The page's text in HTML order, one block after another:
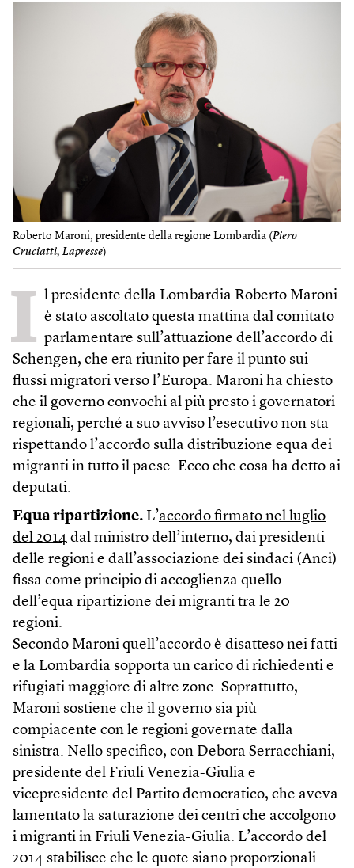
Roberto Maroni, presidente della regione Lombardia (Piero
Cruciatti, Lapresse)
I l presidente della Lombardia Roberto Maroni
è stato ascoltato questa mattina dal comitato
parlamentare sull’attuazione dell’accordo di
Schengen, che era riunito per fare il punto sui
flussi migratori verso l’Europa. Maroni ha chiesto
che il governo convochi al più presto i governatori
regionali, perché a suo avviso l’esecutivo non sta
rispettando l’accordo sulla distribuzione equa dei
migranti in tutto il paese. Ecco che cosa ha detto ai
deputati.
Equa ripartizione. L’accordo firmato nel luglio
del 2014 dal ministro dell’interno, dai presidenti
delle regioni e dall’associazione dei sindaci (Anci)
fissa come principio di accoglienza quello
dell’equa ripartizione dei migranti tra le 20
regioni.
Secondo Maroni quell’accordo è disatteso nei fatti
e la Lombardia sopporta un carico di richiedenti e
rifugiati maggiore di altre zone. Soprattutto,
Maroni sostiene che il governo sia più
compiacente con le regioni governate dalla
sinistra. Nello specifico, con Debora Serracchiani,
presidente del Friuli Venezia-Giulia e
vicepresidente del Partito democratico, che aveva
lamentato la saturazione dei centri che accolgono
i migranti in Friuli Venezia-Giulia. L’accordo del
2014 stabilisce che le quote siano proporzionali